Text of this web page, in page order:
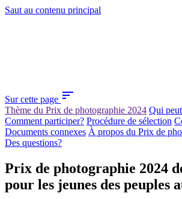
Saut au contenu principal
Sur cette page sort
Thème du Prix de photographie 2024 Qui
Comment participer? Procédure de sélection
Documents connexes À propos du Prix de
Des questions?
Prix de photographie 2024
pour les jeunes des peuples